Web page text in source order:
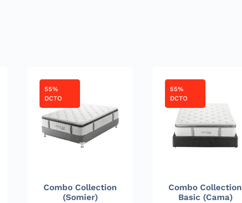
55%
DCTO
Combo Collection
(Somier)
55%
DCTO
Combo Collection
Basic (Cama)